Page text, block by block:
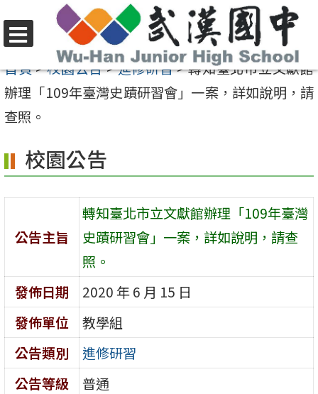
至
要
內
區
選
單
首頁>校園公告>進修研習>轉知臺北市立文獻館
辦理「109年臺灣史蹟研習會」一案，詳如說明，請
查照。
校園公告
公告主旨
轉知臺北市立文獻館辦理「109年臺灣
史蹟研習會」一案，詳如說明，請查
照。
發佈日期
2020 年 6 月 15 日
發佈單位
教學組
公告類別
進修研習
公告等級
普通